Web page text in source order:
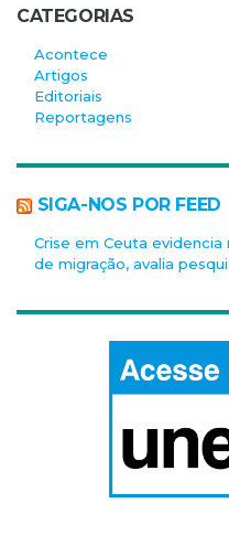
CATEGORIAS
Acontece
Artigos
Editoriais
Reportagens
SIGA-NOS POR FEED
Crise em Ceuta
de migração, avalia